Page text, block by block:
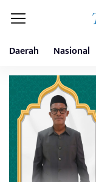
Daerah Nasional